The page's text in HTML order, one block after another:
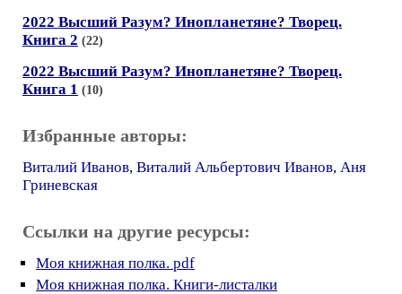
2022 Высший Разум? Инопланетяне? Творец.
Книга 2 (22)
2022 Высший Разум? Инопланетяне? Творец.
Книга 1 (10)
Избранные авторы:
Виталий Иванов, Виталий Альбертович Иванов, Аня
Гриневская
Ссылки на другие ресурсы:
Моя книжная полка. pdf
Моя книжная полка. Книги-листалки